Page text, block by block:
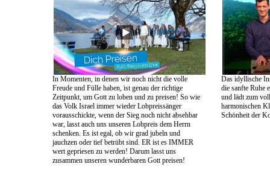
In Momenten, in denen wir noch nicht die volle
Freude und Fülle haben, ist genau der richtige
Zeitpunkt, um Gott zu loben und zu preisen! So wie
das Volk Israel immer wieder Lobpreissänger
vorausschickte, wenn der Sieg noch nicht absehbar
war, lasst auch uns unseren Lobpreis dem Herrn
schenken. Es ist egal, ob wir grad jubeln und
jauchzen oder tief betrübt sind. ER ist es IMMER
wert gepriesen zu werden! Darum lasst uns
zusammen unseren wunderbaren Gott preisen!
Das idyllische
die sanfte Ruhe
und lädt zum
harmonischen
Schönheit der